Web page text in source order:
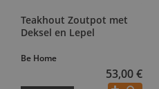
Teakhout Zoutpot met
Deksel en Lepel
Be Home
53,00 €